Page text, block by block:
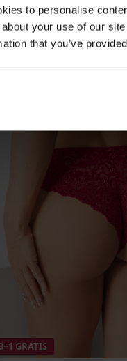
to personalise
your use of our
that you’ve
GRATIS